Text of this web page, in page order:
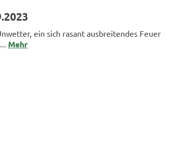
ein sich rasant ausbreitendes Feuer
Mehr